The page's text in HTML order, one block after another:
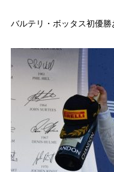
バルテリ・ボッタス初優勝